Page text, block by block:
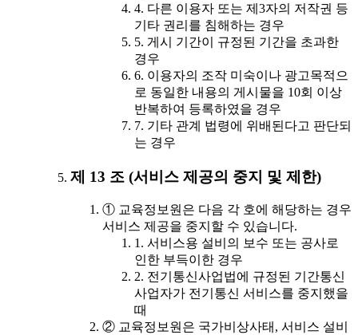
4. 다른 이용자 또는 제3자의 저작권 등
기타 권리를 침해하는 경우
5. 게시 기간이 규정된 기간을 초과한
경우
6. 이용자의 조작 미숙이나 광고목적으
로 동일한 내용의 게시물을 10회 이상
반복하여 등록하였을 경우
7. 기타 관계 법령에 위배된다고 판단되
는 경우
제 13 조 (서비스 제공의 중지 및 제한)
① 교육정보원은 다음 각 호에 해당하는 경우
서비스 제공을 중지할 수 있습니다.
1. 서비스용 설비의 보수 또는 공사로
인한 부득이한 경우
2. 전기통신사업법에 규정된 기간통신
사업자가 전기통신 서비스를 중지했을
때
② 교육정보원은 국가비상사태, 서비스 설비